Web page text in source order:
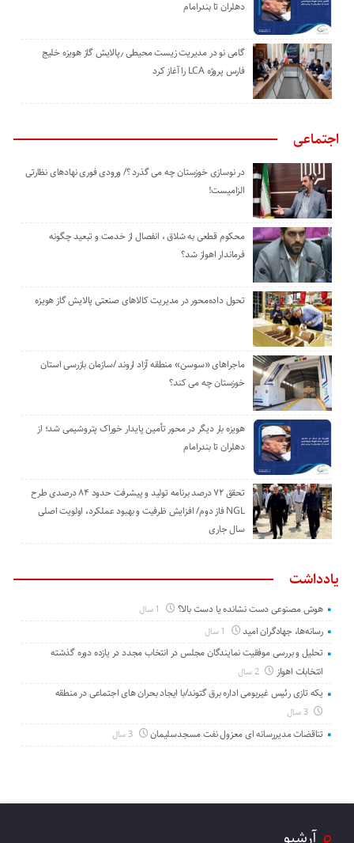
دهلران تا بندرامام
گامی نو در مدیریت زیست ‌محیطی ٫پالایش گاز هویزه خلیج
‌فارس پروژه LCA را آغاز کرد
اجتماعی
در نوسازی خوزستان چه می گذرد ؟/ ورودی فوری نهادهای نظارتی
الزامیست!
محکوم قطعی به شلاق ، انفصال از خدمت و تبعید چگونه
فرماندار اهواز شد؟
تحول داده‌محور در مدیریت کالاهای صنعتی پالایش گاز هویزه
ماجراهای «سوسن» منطقه آزاد اروند /سازمان بازرسی استان
خوزستان چه می کند؟
هویزه بار دیگر در محور تأمین پایدار خوراک پتروشیمی شد؛ از
دهلران تا بندرامام
تحقق ۷۲ درصد برنامه تولید و پیشرفت حدود ۸۴ درصدی طرح
NGL فاز دوم/ افزایش ظرفیت و بهبود عملکرد، اولویت اصلی
سال جاری
یادداشت
هوش مصنوعی دست نشانده یا دست بالا؟
رسانه‌ها، جهادگران امید
تحلیل و بررسی موفقیت نمایندگان مجلس در انتخاب مجدد در یازده دوره گذشته
انتخابات اهواز
2 سال
یکه تازی رئیس غیربومی اداره برق گتوند/با ایجاد بحران های اجتماعی در منطقه
3 سال
تناقضات مدیررسانه ای معزول نفت مسجدسلیمان 3 سال
آرشیو